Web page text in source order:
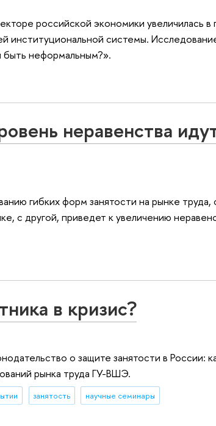
российской экономики увеличилась в
институциональной системы.
быть неформальным?».
неравенства
гибких форм занятости на рынке труда,
с другой, приведет к увеличению
в кризис?
о защите занятости в России:
рынка труда ГУ-ВШЭ.
занятость научные семинары